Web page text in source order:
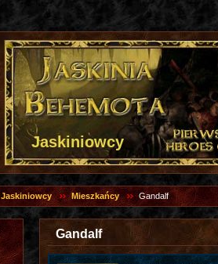
Jaskiniowcy
Jaskiniowcy Mieszkańcy Gandalf
Gandalf